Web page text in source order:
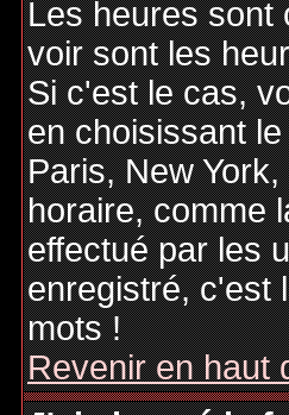
Les heures sont
voir sont les
Si c'est le cas,
en choisissant
Paris, New
horaire, comme
effectué par les
enregistré, c'est
mots !
Revenir en haut